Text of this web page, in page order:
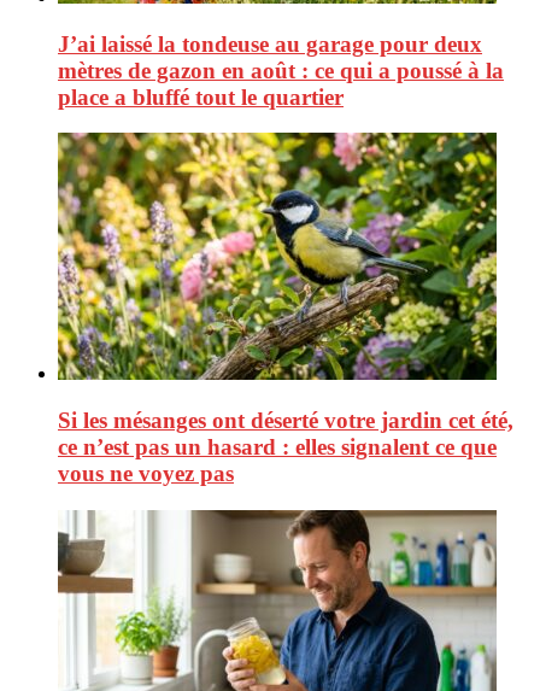
J’ai laissé la tondeuse au garage pour deux
mètres de gazon en août : ce qui a poussé à la
place a bluffé tout le quartier
Si les mésanges ont déserté votre jardin cet été,
ce n’est pas un hasard : elles signalent ce que
vous ne voyez pas